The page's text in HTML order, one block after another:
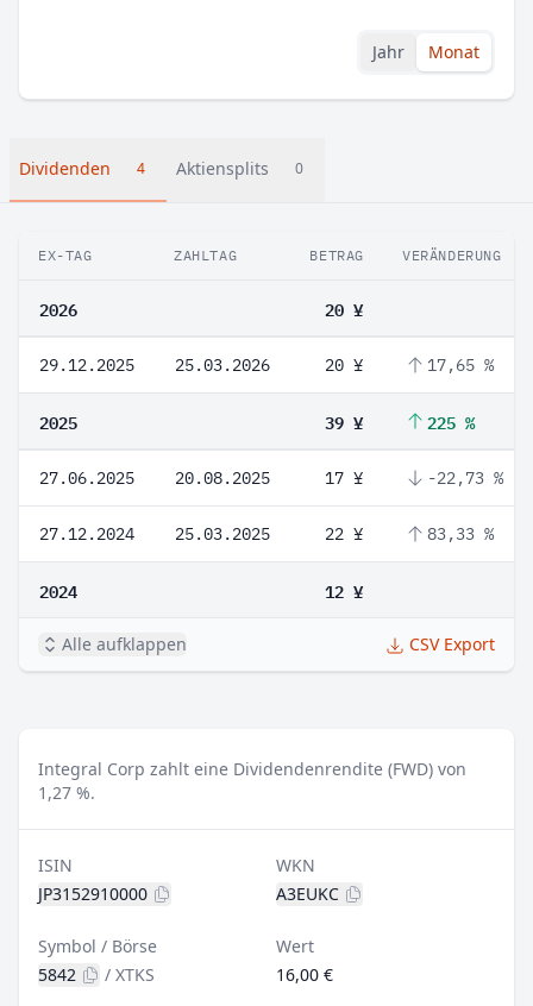
Jahr Monat
Dividenden 4 Aktiensplits 0
EX-TAG ZAHLTAG BETRAG VERÄNDERUNG
2026 20 ¥
29.12.2025 25.03.2026 20 ¥ 17,65 %
2025 39 ¥ 225 %
27.06.2025 20.08.2025 17 ¥ -22,73 %
27.12.2024 25.03.2025 22 ¥ 83,33 %
2024 12 ¥
Alle aufklappen CSV Export
Integral Corp zahlt eine Dividendenrendite (FWD) von
1,27 %.
ISIN
JP3152910000
WKN
A3EUKC
Symbol / Börse
5842
/ XTKS
Wert
16,00 €